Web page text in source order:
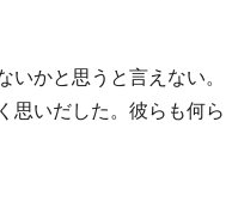
かと思うと言えない。
思いだした。彼らも何ら